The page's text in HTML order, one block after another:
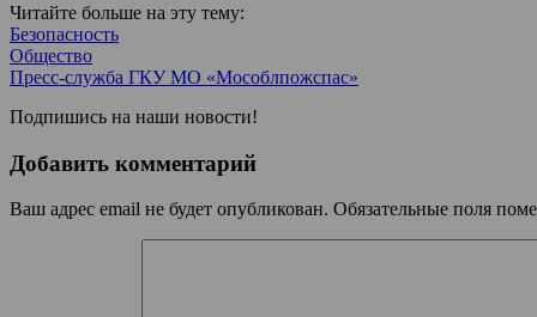
Читайте больше на эту тему:
Безопасность
Общество
Пресс-служба ГКУ МО «Мособлпожспас»
Подпишись на наши новости!
Добавить комментарий
Ваш адрес email не будет опубликован. Обязательные поля